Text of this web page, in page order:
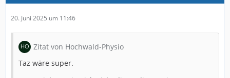
20. Juni 2025 um 11:46
Zitat von Hochwald-Physio
Taz wäre super.